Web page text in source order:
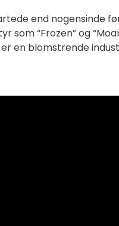
end nogensinde
som “Frozen” og
en blomstrende